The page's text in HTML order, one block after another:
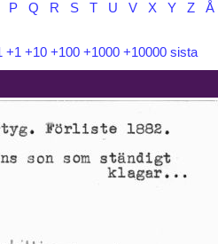
P Q R S T U V X Y Z Å
+1 +10 +100 +1000 +10000 sista